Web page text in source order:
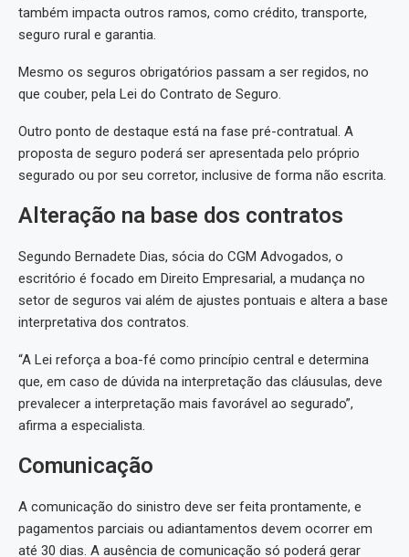
também impacta outros ramos, como crédito, transporte,
seguro rural e garantia.
Mesmo os seguros obrigatórios passam a ser regidos, no
que couber, pela Lei do Contrato de Seguro.
Outro ponto de destaque está na fase pré-contratual. A
proposta de seguro poderá ser apresentada pelo próprio
segurado ou por seu corretor, inclusive de forma não escrita.
Alteração na base dos contratos
Segundo Bernadete Dias, sócia do CGM Advogados, o
escritório é focado em Direito Empresarial, a mudança no
setor de seguros vai além de ajustes pontuais e altera a base
interpretativa dos contratos.
“A Lei reforça a boa-fé como princípio central e determina
que, em caso de dúvida na interpretação das cláusulas, deve
prevalecer a interpretação mais favorável ao segurado”,
afirma a especialista.
Comunicação
A comunicação do sinistro deve ser feita prontamente, e
pagamentos parciais ou adiantamentos devem ocorrer em
até 30 dias. A ausência de comunicação só poderá gerar